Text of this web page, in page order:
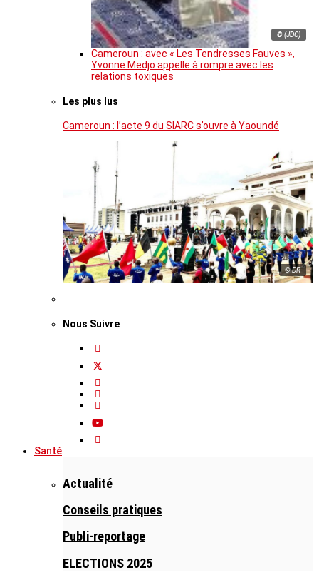
© (JDC)
Cameroun : avec « Les Tendresses Fauves »,
Yvonne Medjo appelle à rompre avec les
relations toxiques
Les plus lus
Cameroun : l’acte 9 du SIARC s’ouvre à Yaoundé
© DR
Nous Suivre
Santé
Actualité
Conseils pratiques
Publi-reportage
ELECTIONS 2025